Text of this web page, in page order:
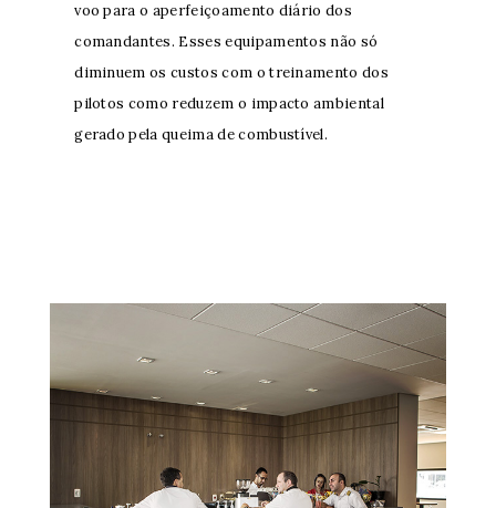
voo para o aperfeiçoamento diário dos
comandantes. Esses equipamentos não só
diminuem os custos com o treinamento dos
pilotos como reduzem o impacto ambiental
gerado pela queima de combustível.